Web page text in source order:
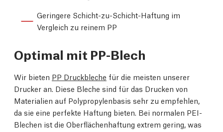
Geringere Schicht-zu-Schicht-Haftung im
Vergleich zu reinem PP
Optimal mit PP-Blech
Wir bieten PP Druckbleche für die meisten unserer
Drucker an. Diese Bleche sind für das Drucken von
Materialien auf Polypropylenbasis sehr zu empfehlen,
da sie eine perfekte Haftung bieten. Bei normalen PEI-
Blechen ist die Oberflächenhaftung extrem gering, was